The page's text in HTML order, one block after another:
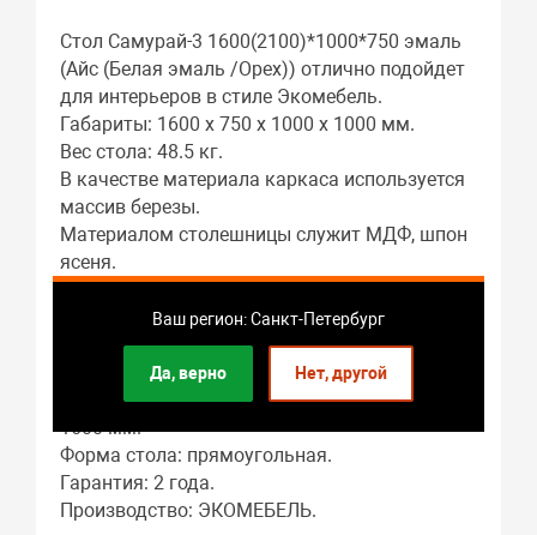
Ваш регион: Санкт-Петербург
Да, верно Нет, другой
Стол Самурай-3 1600(2100)*1000*750 эмаль
(Айс (Белая эмаль /Орех)) отлично подойдет
для интерьеров в стиле Экомебель.
Габариты: 1600 x 750 x 1000 x 1000 мм.
Вес стола: 48.5 кг.
В качестве материала каркаса используется
массив березы.
Материалом столешницы служит МДФ, шпон
ясеня.
Гостиная – это основное предназначение
этого предмета мебели.
Длина стола в разложенном виде: 2100 мм.
В собранном виде длина стола составляет:
1600 мм.
Форма стола: прямоугольная.
Гарантия: 2 года.
Производство: ЭКОМЕБЕЛЬ.